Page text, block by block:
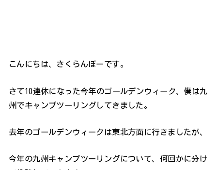
こんにちは、さくらんぼーです。
さて10連休になった今年のゴールデンウィーク、僕は九
州でキャンプツーリングしてきました。
去年のゴールデンウィークは東北方面に行きましたが、
今年の九州キャンプツーリングについて、何回かに分け